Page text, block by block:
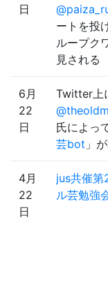
日
ートを投
ループク
見される
6月
22
日
Twitter上
氏によっ
芸bot 」
4月
22
日
jus共催第
ル芸勉強